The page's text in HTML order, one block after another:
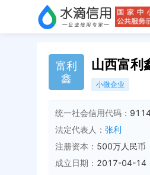
富利
鑫
山西富利
小微企业
统一社会信用代码：
法定代表人： 张利
注册资本： 500万人民币
成立日期： 2017-04-14